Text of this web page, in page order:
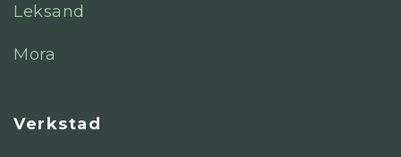
Leksand
Mora
Verkstad